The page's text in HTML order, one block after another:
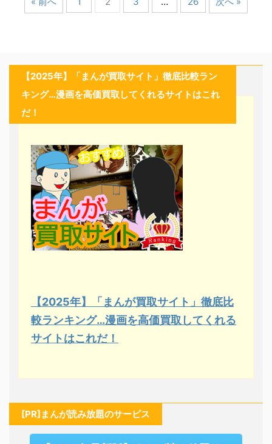
【2025年】「まんが買取サイト」徹底比較ラン
キング…漫画を高価買取してくれるサイトはこれ
だ！
【2025年】「まんが買取サイト」徹底比
較ランキング…漫画を高価買取してくれる
サイトはこれだ！
[PR]まんが読み放題のサービス